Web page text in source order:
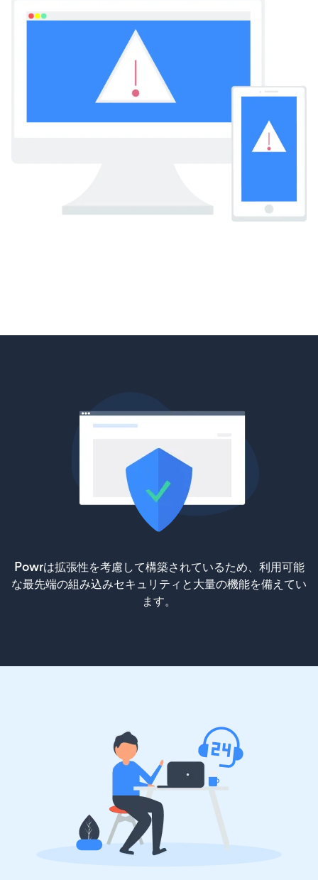
Powrは拡張性を考慮して構築されているため、利用可能
な最先端の組み込みセキュリティと大量の機能を備えてい
ます。